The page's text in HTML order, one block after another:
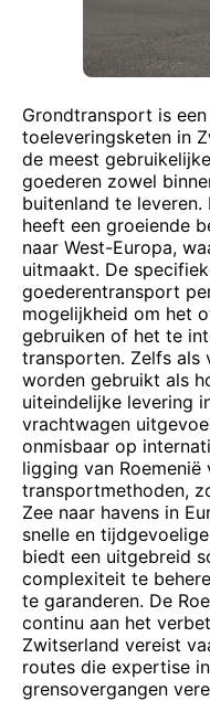
Grondtransport is
toeleveringsketen in
de meest
goederen zowel
buitenland te leveren.
heeft een groeiende
naar West-Europa,
uitmaakt. De
goederentransport
mogelijkheid om het
gebruiken of het te
transporten. Zelfs als
worden gebruikt als
uiteindelijke levering
vrachtwagen
onmisbaar op
ligging van
transportmethoden,
Zee naar havens in
snelle en
biedt een uitgebreid
complexiteit te
te garanderen. De
continu aan het
Zwitserland vereist
routes die expertise
grensovergangen